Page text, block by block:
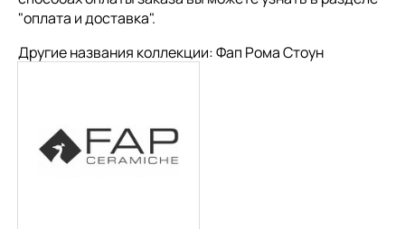
"оплата и доставка".
Другие названия коллекции: Фап Рома Стоун